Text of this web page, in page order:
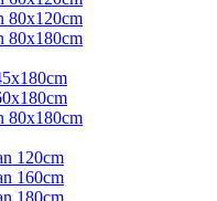
80x120cm
80x180cm
80x180cm
120cm
160cm
180cm